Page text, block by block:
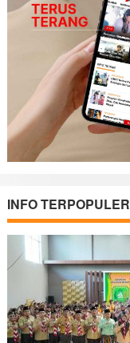
INFO TERPOPULER